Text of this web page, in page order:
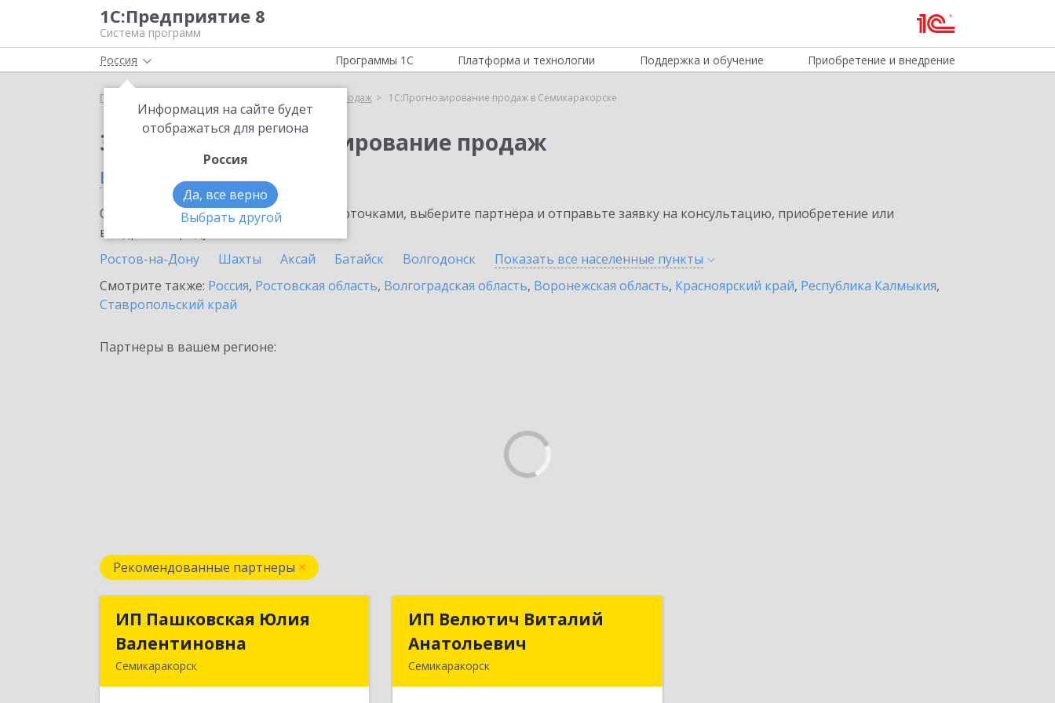
1С:Предприятие 8
Система программ
Россия
Информация на сайте будет
отображаться для региона
Россия
Да, все верно
Выбрать другой
Программы 1С Платформа и технологии Поддержка и обучение Приобретение и внедрение
Главная 1С:Прогнозирование продаж 1С:Прогнозирование продаж в Семикаракорске
Заказать 1С:Прогнозирование продаж
в Семикаракорске
Ознакомьтесь с информационными карточками, выберите партнёра и отправьте заявку на консультацию, приобретение или
внедрение продукта.
Ростов-на-Дону
Шахты Аксай Батайск Волгодонск Показать все населенные пункты
Смотрите также: Россия, Ростовская область, Волгоградская область, Воронежская область, Красноярский край, Республика Калмыкия,
Ставропольский край
Партнеры в вашем регионе:
Рекомендованные партнеры
ИП Пашковская Юлия
Валентиновна
Семикаракорск
ИП Пашковская Юлия
Валентиновна
ИП Велютич Виталий
Анатольевич
Семикаракорск
ИП Велютич Виталий